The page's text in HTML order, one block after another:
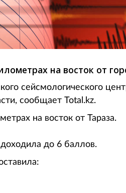
на восток от
сейсмологического
сообщает Total.kz.
на восток от Тараза.
до 6 баллов.